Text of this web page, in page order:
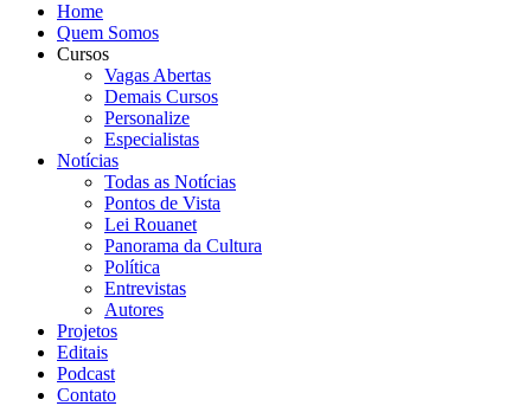
Home
Quem Somos
Cursos
Vagas Abertas
Demais Cursos
Personalize
Especialistas
Notícias
Todas as Notícias
Pontos de Vista
Lei Rouanet
Panorama da Cultura
Política
Entrevistas
Autores
Projetos
Editais
Podcast
Contato